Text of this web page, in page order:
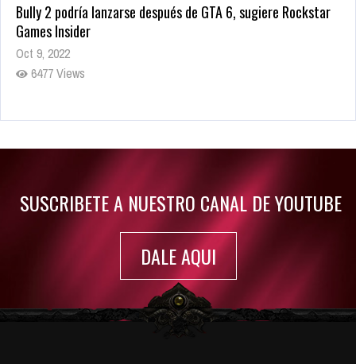
Bully 2 podría lanzarse después de GTA 6, sugiere Rockstar
Games Insider
Oct 9, 2022
6477 Views
Rumor: Se filtran los primeros detalles de Resident Evil 9
SUSCRIBETE A NUESTRO CANAL DE YOUTUBE
DALE AQUI